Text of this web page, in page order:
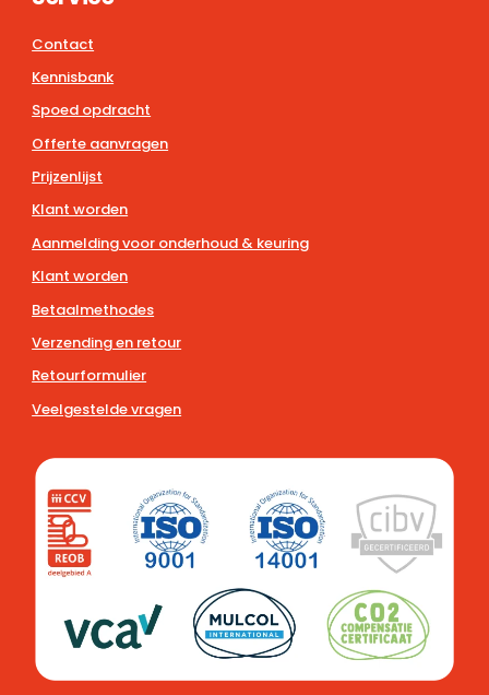
Contact
Kennisbank
Spoed opdracht
Offerte aanvragen
Prijzenlijst
Klant worden
Aanmelding voor onderhoud & keuring
Klant worden
Betaalmethodes
Verzending en retour
Retourformulier
Veelgestelde vragen